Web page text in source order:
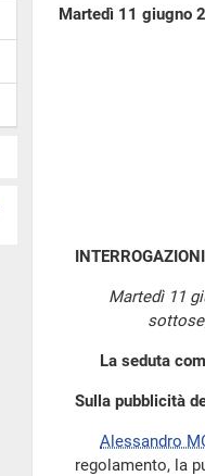
Martedì 11 giugno
Martedì 11
La seduta
Sulla pubblicità
Alessandro
regolamento, la